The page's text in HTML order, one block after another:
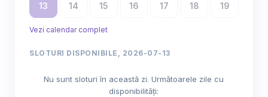
13 14 15 16 17 18 19
Vezi calendar complet
SLOTURI DISPONIBILE, 2026-07-13
Nu sunt sloturi în această zi. Următoarele zile cu
disponibilități: